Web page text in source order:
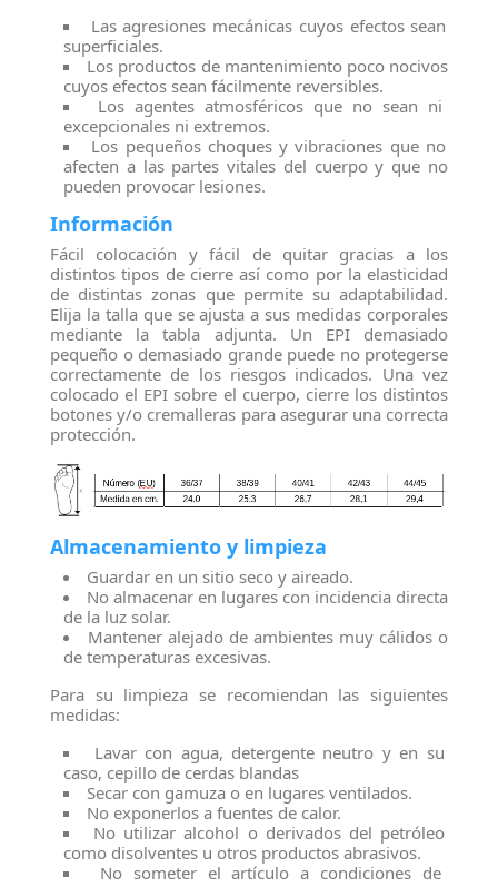
Las agresiones mecánicas cuyos efectos sean
superficiales.
Los productos de mantenimiento poco nocivos
cuyos efectos sean fácilmente reversibles.
Los agentes atmosféricos que no sean ni
excepcionales ni extremos.
Los pequeños choques y vibraciones que no
afecten a las partes vitales del cuerpo y que no
pueden provocar lesiones.
Información
Fácil colocación y fácil de quitar gracias a los
distintos tipos de cierre así como por la elasticidad
de distintas zonas que permite su adaptabilidad.
Elija la talla que se ajusta a sus medidas corporales
mediante la tabla adjunta. Un EPI demasiado
pequeño o demasiado grande puede no protegerse
correctamente de los riesgos indicados. Una vez
colocado el EPI sobre el cuerpo, cierre los distintos
botones y/o cremalleras para asegurar una correcta
protección.
Almacenamiento y limpieza
Guardar en un sitio seco y aireado.
No almacenar en lugares con incidencia directa
de la luz solar.
Mantener alejado de ambientes muy cálidos o
de temperaturas excesivas.
Para su limpieza se recomiendan las siguientes
medidas:
Lavar con agua, detergente neutro y en su
caso, cepillo de cerdas blandas
Secar con gamuza o en lugares ventilados.
No exponerlos a fuentes de calor.
No utilizar alcohol o derivados del petróleo
como disolventes u otros productos abrasivos.
No someter el artículo a condiciones de